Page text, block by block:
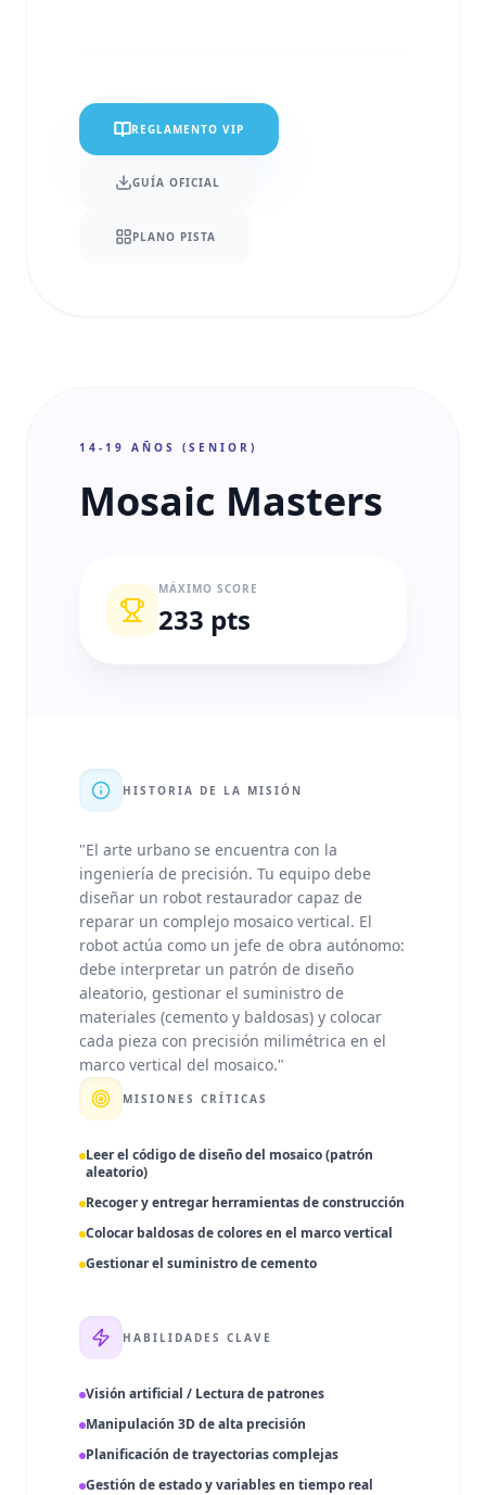
REGLAMENTO VIP
GUÍA OFICIAL
PLANO PISTA
14-19 AÑOS (SENIOR)
Mosaic Masters
MÁXIMO SCORE
233 pts
HISTORIA DE LA MISIÓN
"El arte urbano se encuentra con la
ingeniería de precisión. Tu equipo debe
diseñar un robot restaurador capaz de
reparar un complejo mosaico vertical. El
robot actúa como un jefe de obra autónomo:
debe interpretar un patrón de diseño
aleatorio, gestionar el suministro de
materiales (cemento y baldosas) y colocar
cada pieza con precisión milimétrica en el
marco vertical del mosaico."
MISIONES CRÍTICAS
Leer el código de diseño del mosaico (patrón
aleatorio)
Recoger y entregar herramientas de construcción
Colocar baldosas de colores en el marco vertical
Gestionar el suministro de cemento
HABILIDADES CLAVE
Visión artificial / Lectura de patrones
Manipulación 3D de alta precisión
Planificación de trayectorias complejas
Gestión de estado y variables en tiempo real